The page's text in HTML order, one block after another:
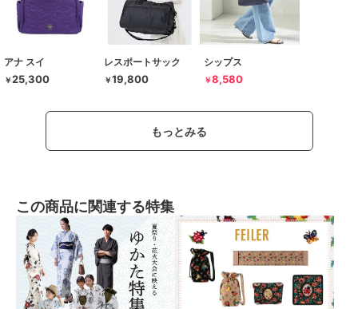
アナ スイ
￥25,300
レスポートサック
￥19,800
シップス
￥8,580
もっとみる
この商品に関連する特集